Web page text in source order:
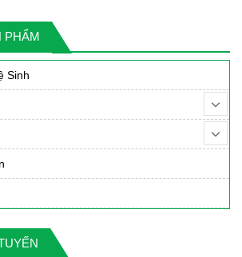
PHẨM
Sinh
là:
13,900,000₫.